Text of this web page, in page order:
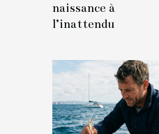
naissance à
l’inattendu